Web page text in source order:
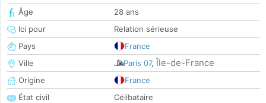
Âge
28 ans
Ici pour
Relation sérieuse
Pays
France
Ville
Paris 07, Île-de-France
Origine
France
État civil
Célibataire